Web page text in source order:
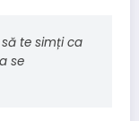
te simți ca
se